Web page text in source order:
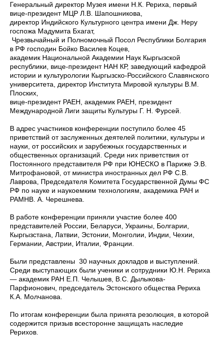
Генеральный директор Музея имени Н.К. Рериха, первый
вице-президент МЦР Л.В. Шапошникова,
директор Индийского Культурного центра имени Дж. Неру
госпожа Мадумита Бхагат,
Чрезвычайный и Полномочный Посол Республики Болгария
в РФ господин Бойко Василев Коцев,
академик Национальной Академии Наук Кыргызской
республики, вице-президент НАН КР, заведующий кафедрой
истории и культурологии Кыргызско-Российского Славянского
университета, директор Института Мировой культуры В.М.
Плоских,
вице-президент РАЕН, академик РАЕН, президент
Международной Лиги защиты Культуры Г. Н. Фурсей.
В адрес участников конференции поступило более 45
приветствий от заслуженных деятелей политики, культуры и
науки, от российских и зарубежных государственных и
общественных организаций. Среди них приветствия от
Постоянного представителя РФ при ЮНЕСКО в Париже Э.В.
Митрофановой, от министра иностранных дел РФ С.В.
Лаврова, Председателя Комитета Государственной Думы ФС
РФ по науке и наукоемким технологиям, академика РАН и
РАМНВ. А. Черешнева.
В работе конференции приняли участие более 400
представителей России, Беларуси, Украины, Болгарии,
Кыргызстана, Латвии, Эстонии, Монголии, Индии, Чехии,
Германии, Австрии, Италии, Франции.
Были представлены 30 научных докладов и выступлений.
Среди выступающих были ученики и сотрудники Ю.Н. Рериха
— академик РАН Е.П. Челышев, В.С. Дылыкова-
Парфионович, председатель Эстонского общества Рериха
К.А. Молчанова.
По итогам конференции была принята резолюция, в которой
содержится призыв всесторонне защищать наследие
Рерихов.